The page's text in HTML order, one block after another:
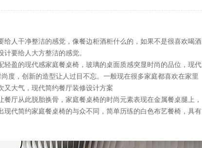
干净整洁的感觉，像餐边柜酒柜什么的，如果不是很喜欢喝酒
要给人大方整洁的感觉。
盈的现代感家庭餐桌椅，玻璃的桌面质感突显时尚的品位，现代
，创新的造型让人过目不忘。一般现在很多家庭都喜欢在家里
又大气，现代简约餐厅装修设计方案
此脱胎换骨，家庭餐桌椅的时尚元素表现在金属餐桌腿上，
现代简约家庭餐桌椅的与众不同，简单历练的白色布艺餐椅，具有